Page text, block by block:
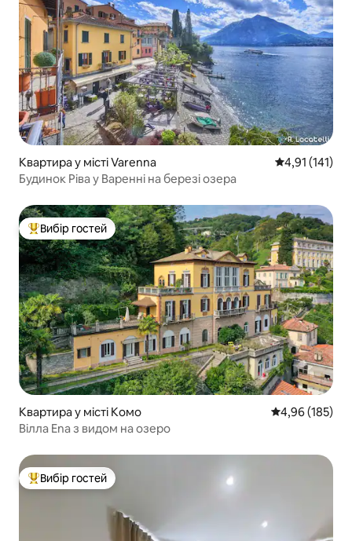
Квартира у місті Varenna Середня
4,91 (141)
Будинок Ріва у Варенні на березі озера
Топ вибір гостей
Вибір гостей
Квартира у місті Комо Середня
4,96 (185)
Вілла Ena з видом на озеро
Топ вибір гостей
Вибір гостей